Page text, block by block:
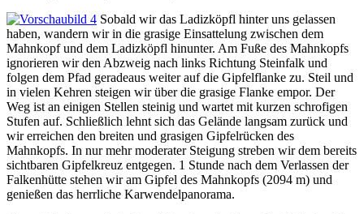
Sobald wir das Ladizköpfl hinter uns gelassen
haben, wandern wir in die grasige Einsattelung zwischen dem
Mahnkopf und dem Ladizköpfl hinunter. Am Fuße des Mahnkopfs
ignorieren wir den Abzweig nach links Richtung Steinfalk und
folgen dem Pfad geradeaus weiter auf die Gipfelflanke zu. Steil und
in vielen Kehren steigen wir über die grasige Flanke empor. Der
Weg ist an einigen Stellen steinig und wartet mit kurzen schrofigen
Stufen auf. Schließlich lehnt sich das Gelände langsam zurück und
wir erreichen den breiten und grasigen Gipfelrücken des
Mahnkopfs. In nur mehr moderater Steigung streben wir dem bereits
sichtbaren Gipfelkreuz entgegen. 1 Stunde nach dem Verlassen der
Falkenhütte stehen wir am Gipfel des Mahnkopfs (2094 m) und
genießen das herrliche Karwendelpanorama.